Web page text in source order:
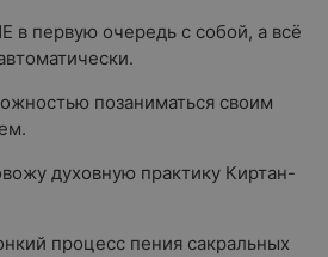
первую очередь с собой, а всё
позаниматься своим
духовную практику Киртан-
процесс пения сакральных